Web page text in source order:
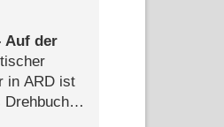
Auf der
in ARD ist
Drehbuch